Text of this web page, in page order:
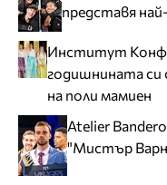
представя
Институт
годишнината
на поли мамиен
Atelier
"Мистър